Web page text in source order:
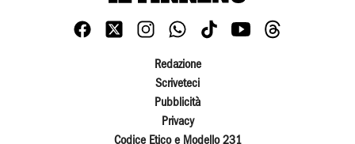
Redazione
Scriveteci
Pubblicità
Privacy
Codice Etico e Modello 231